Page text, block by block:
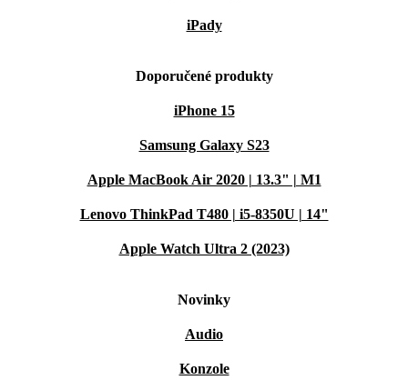
iPady
Doporučené produkty
iPhone 15
Samsung Galaxy S23
Apple MacBook Air 2020 | 13.3" | M1
Lenovo ThinkPad T480 | i5-8350U | 14"
Apple Watch Ultra 2 (2023)
Novinky
Audio
Konzole